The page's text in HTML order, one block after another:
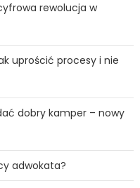
rewolucja w
uprościć procesy i nie
dobry kamper – nowy
adwokata?